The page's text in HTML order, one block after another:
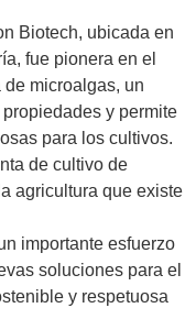
Biotech, ubicada en
fue pionera en el
microalgas, un
y permite
para los cultivos.
de cultivo de
agricultura que existe
importante esfuerzo
soluciones para el
y respetuosa